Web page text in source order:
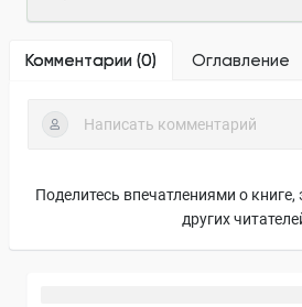
Комментарии (0) Оглавление
Поделитесь впечатлениями о книге,
других